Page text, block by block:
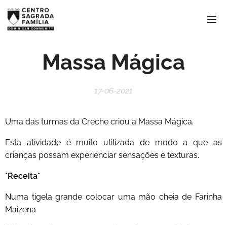
Massa Mágica
17-06-2021
Uma das turmas da Creche criou a Massa Mágica.
Esta atividade é muito utilizada de modo a que as
crianças possam experienciar sensações e texturas.
*Receita*
Numa tigela grande colocar uma mão cheia de Farinha
Maizena